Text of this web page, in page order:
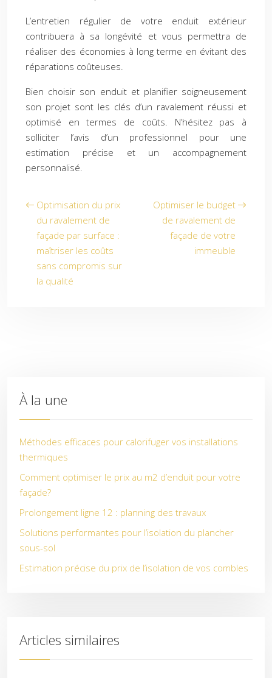
L’entretien régulier de votre enduit extérieur
contribuera à sa longévité et vous permettra de
réaliser des économies à long terme en évitant des
réparations coûteuses.
Bien choisir son enduit et planifier soigneusement
son projet sont les clés d’un ravalement réussi et
optimisé en termes de coûts. N’hésitez pas à
solliciter l’avis d’un professionnel pour une
estimation précise et un accompagnement
personnalisé.
Optimisation du prix
du ravalement de
façade par surface :
maîtriser les coûts
sans compromis sur
la qualité
Optimiser le budget
de ravalement de
façade de votre
immeuble
À la une
Méthodes efficaces pour calorifuger vos installations
thermiques
Comment optimiser le prix au m2 d’enduit pour votre
façade?
Prolongement ligne 12 : planning des travaux
Solutions performantes pour l’isolation du plancher
sous-sol
Estimation précise du prix de l’isolation de vos combles
Articles similaires